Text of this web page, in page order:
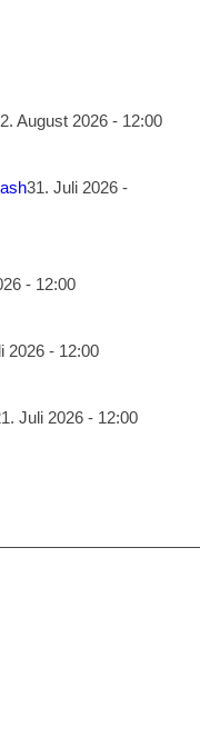
2. August 2026 - 12:00
31. Juli 2026 -
- 12:00
2026 - 12:00
Juli 2026 - 12:00